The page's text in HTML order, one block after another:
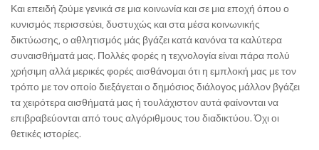
Και επειδή ζούμε γενικά σε μια κοινωνία και σε μια εποχή όπου ο
κυνισμός περισσεύει, δυστυχώς και στα μέσα κοινωνικής
δικτύωσης, ο αθλητισμός μάς βγάζει κατά κανόνα τα καλύτερα
συναισθήματά μας. Πολλές φορές η τεχνολογία είναι πάρα πολύ
χρήσιμη αλλά μερικές φορές αισθάνομαι ότι η εμπλοκή μας με τον
τρόπο με τον οποίο διεξάγεται ο δημόσιος διάλογος μάλλον βγάζει
τα χειρότερα αισθήματά μας ή τουλάχιστον αυτά φαίνονται να
επιβραβεύονται από τους αλγόριθμους του διαδικτύου. Όχι οι
θετικές ιστορίες.